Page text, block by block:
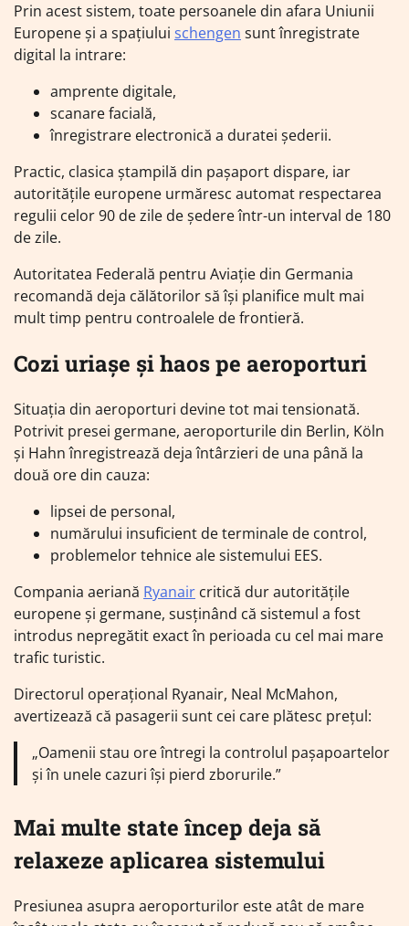
Prin acest sistem, toate persoanele din afara Uniunii
Europene și a spațiului schengen sunt înregistrate
digital la intrare:
amprente digitale,
scanare facială,
înregistrare electronică a duratei șederii.
Practic, clasica ștampilă din pașaport dispare, iar
autoritățile europene urmăresc automat respectarea
regulii celor 90 de zile de ședere într-un interval de 180
de zile.
Autoritatea Federală pentru Aviație din Germania
recomandă deja călătorilor să își planifice mult mai
mult timp pentru controalele de frontieră.
Cozi uriașe și haos pe aeroporturi
Situația din aeroporturi devine tot mai tensionată.
Potrivit presei germane, aeroporturile din Berlin, Köln
și Hahn înregistrează deja întârzieri de una până la
două ore din cauza:
lipsei de personal,
numărului insuficient de terminale de control,
problemelor tehnice ale sistemului EES.
Compania aeriană Ryanair critică dur autoritățile
europene și germane, susținând că sistemul a fost
introdus nepregătit exact în perioada cu cel mai mare
trafic turistic.
Directorul operațional Ryanair, Neal McMahon,
avertizează că pasagerii sunt cei care plătesc prețul:
„Oamenii stau ore întregi la controlul pașapoartelor
și în unele cazuri își pierd zborurile.”
Mai multe state încep deja să
relaxeze aplicarea sistemului
Presiunea asupra aeroporturilor este atât de mare